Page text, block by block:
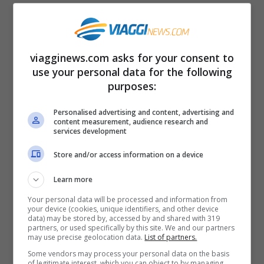
e le specialità sono chiamate pepitas.
Indirizzo: La Pepita, Carrer de Còrsega
343, Barcellona.
El Salón. Un ristorante che richiama lo stile
dei bistro francesi. Qui si servono piatti
fatti in casa della cucina mediterranea con
influenze francesi e catalane. L’ambiente è
accogliente e informale, con arredi retro e
divanetti all’ingresso. Il locale ha anche
una terrazza che si affaccia su Plaça
Traginers . Indirizzo: El Salón, Carrer de
viagginews.com asks for your consent to
use your personal data for the following
purposes:
Personalised advertising and content, advertising and
content measurement, audience research and
services development
Store and/or access information on a device
Learn more
Your personal data will be processed and information from
your device (cookies, unique identifiers, and other device
data) may be stored by, accessed by and shared with 319
partners, or used specifically by this site. We and our partners
may use precise geolocation data. List of partners.
Some vendors may process your personal data on the basis